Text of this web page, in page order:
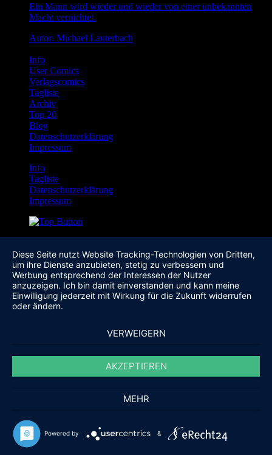
Ein Mann wird wieder und wieder von einer unbekannten
Macht vernichtet.
Autor: Michael Lauterbach
Info
User Comics
Verlagscomics
Tagliste
Archiv
Top 20
Blog
Datenschutzerklärung
Impressum
Info
Tagliste
Datenschutzerklärung
Impressum
Diese Seite nutzt Website Tracking-Technologien von Dritten,
um ihre Dienste anzubieten, stetig zu verbessern und
Werbung entsprechend der Interessen der Nutzer
anzuzeigen. Ich bin damit einverstanden und kann meine
Einwilligung jederzeit mit Wirkung für die Zukunft widerrufen
oder ändern.
VERWEIGERN
AKZEPTIEREN
MEHR
Powered by &